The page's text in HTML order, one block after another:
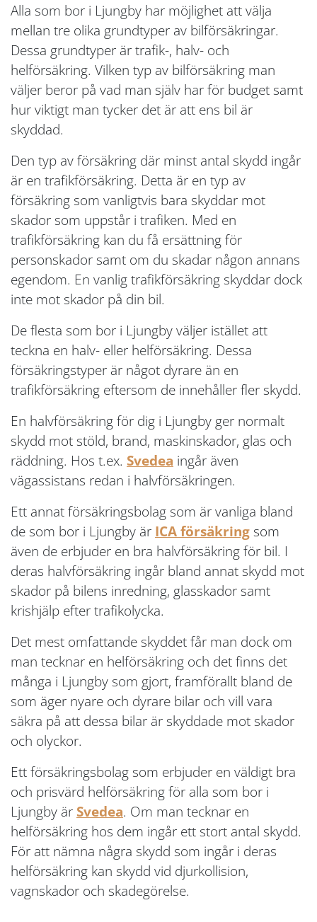
Alla som bor i Ljungby har möjlighet att välja
mellan tre olika grundtyper av bilförsäkringar.
Dessa grundtyper är trafik-, halv- och
helförsäkring. Vilken typ av bilförsäkring man
väljer beror på vad man själv har för budget samt
hur viktigt man tycker det är att ens bil är
skyddad.
Den typ av försäkring där minst antal skydd ingår
är en trafikförsäkring. Detta är en typ av
försäkring som vanligtvis bara skyddar mot
skador som uppstår i trafiken. Med en
trafikförsäkring kan du få ersättning för
personskador samt om du skadar någon annans
egendom. En vanlig trafikförsäkring skyddar dock
inte mot skador på din bil.
De flesta som bor i Ljungby väljer istället att
teckna en halv- eller helförsäkring. Dessa
försäkringstyper är något dyrare än en
trafikförsäkring eftersom de innehåller fler skydd.
En halvförsäkring för dig i Ljungby ger normalt
skydd mot stöld, brand, maskinskador, glas och
räddning. Hos t.ex. Svedea ingår även
vägassistans redan i halvförsäkringen.
Ett annat försäkringsbolag som är vanliga bland
de som bor i Ljungby är ICA försäkring som
även de erbjuder en bra halvförsäkring för bil. I
deras halvförsäkring ingår bland annat skydd mot
skador på bilens inredning, glasskador samt
krishjälp efter trafikolycka.
Det mest omfattande skyddet får man dock om
man tecknar en helförsäkring och det finns det
många i Ljungby som gjort, framförallt bland de
som äger nyare och dyrare bilar och vill vara
säkra på att dessa bilar är skyddade mot skador
och olyckor.
Ett försäkringsbolag som erbjuder en väldigt bra
och prisvärd helförsäkring för alla som bor i
Ljungby är Svedea. Om man tecknar en
helförsäkring hos dem ingår ett stort antal skydd.
För att nämna några skydd som ingår i deras
helförsäkring kan skydd vid djurkollision,
vagnskador och skadegörelse.